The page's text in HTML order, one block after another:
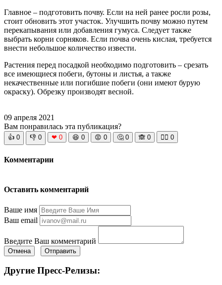
Главное – подготовить почву. Если на ней ранее росли розы,
стоит обновить этот участок. Улучшить почву можно путем
перекапывания или добавления гумуса. Следует также
выбрать корни сорняков. Если почва очень кислая, требуется
внести небольшое количество извести.
Растения перед посадкой необходимо подготовить – срезать
все имеющиеся побеги, бутоны и листья, а также
некачественные или погибшие побеги (они имеют бурую
окраску). Обрезку производят весной.
09 апреля 2021
Вам понравилась эта публикация?
👍 0 👎 0 ❤ 0 😆 0 😡 0 🤔 0 🙈 0 🧘‍♀️ 0
Комментарии
Оставить комментарий
Ваше имя
Ваш email
Введите Ваш комментарий
Отмена Отправить
Другие Пресс-Релизы: